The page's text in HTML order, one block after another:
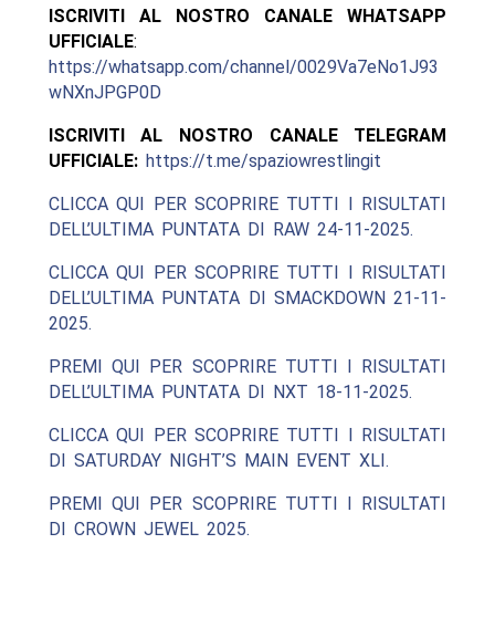
ISCRIVITI AL NOSTRO CANALE WHATSAPP
UFFICIALE:
https://whatsapp.com/channel/0029Va7eNo1J93
wNXnJPGP0D
ISCRIVITI AL NOSTRO CANALE TELEGRAM
UFFICIALE: https://t.me/spaziowrestlingit
CLICCA QUI PER SCOPRIRE TUTTI I RISULTATI
DELL’ULTIMA PUNTATA DI RAW 24-11-2025.
CLICCA QUI PER SCOPRIRE TUTTI I RISULTATI
DELL’ULTIMA PUNTATA DI SMACKDOWN 21-11-
2025.
PREMI QUI PER SCOPRIRE TUTTI I RISULTATI
DELL’ULTIMA PUNTATA DI NXT 18-11-2025.
CLICCA QUI PER SCOPRIRE TUTTI I RISULTATI
DI SATURDAY NIGHT’S MAIN EVENT XLI.
PREMI QUI PER SCOPRIRE TUTTI I RISULTATI
DI CROWN JEWEL 2025.